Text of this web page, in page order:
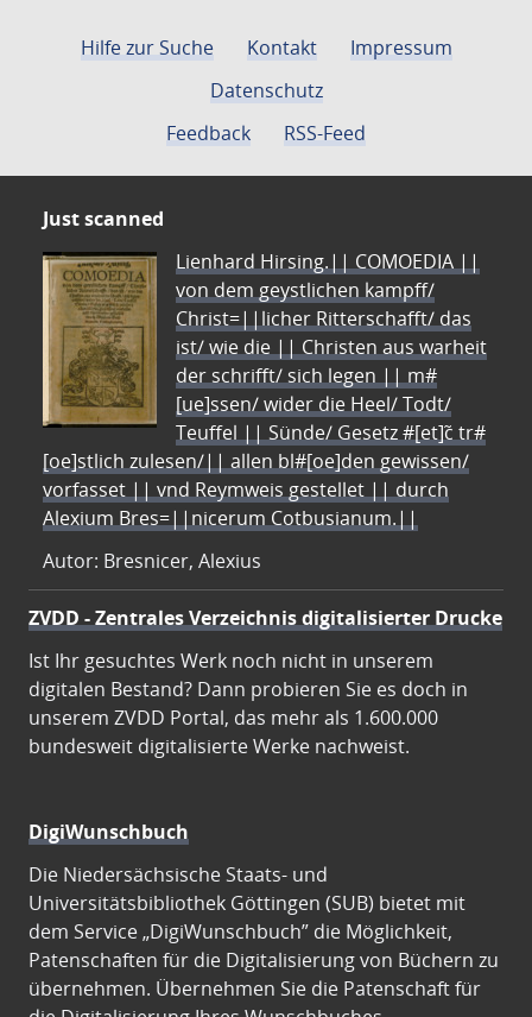
Hilfe zur Suche Kontakt
Impressum
Datenschutz
Feedback
RSS-Feed
Just scanned
Lienhard Hirsing.|| COMOEDIA ||
von dem geystlichen kampff/
Christ=||licher Ritterschafft/ das
ist/ wie die || Christen aus warheit
der schrifft/ sich legen || m#
[ue]ssen/ wider die Heel/ Todt/
Teuffel || Sünde/ Gesetz #[et]c̃ tr#
[oe]stlich zulesen/|| allen bl#[oe]den gewissen/
vorfasset || vnd Reymweis gestellet || durch
Alexium Bres=||nicerum Cotbusianum.||
Autor: Bresnicer, Alexius
ZVDD - Zentrales Verzeichnis digitalisierter Drucke
Ist Ihr gesuchtes Werk noch nicht in unserem
digitalen Bestand? Dann probieren Sie es doch in
unserem ZVDD Portal, das mehr als 1.600.000
bundesweit digitalisierte Werke nachweist.
DigiWunschbuch
Die Niedersächsische Staats- und
Universitätsbibliothek Göttingen (SUB) bietet mit
dem Service „DigiWunschbuch” die Möglichkeit,
Patenschaften für die Digitalisierung von Büchern zu
übernehmen. Übernehmen Sie die Patenschaft für